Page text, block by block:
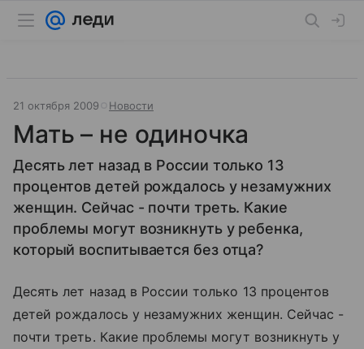
21 октября 2009 Новости
Мать – не одиночка
Десять лет назад в России только 13
процентов детей рождалось у незамужних
женщин. Сейчас - почти треть. Какие
проблемы могут возникнуть у ребенка,
который воспитывается без отца?
Десять лет назад в России только 13 процентов
детей рождалось у незамужних женщин. Сейчас -
почти треть. Какие проблемы могут возникнуть у